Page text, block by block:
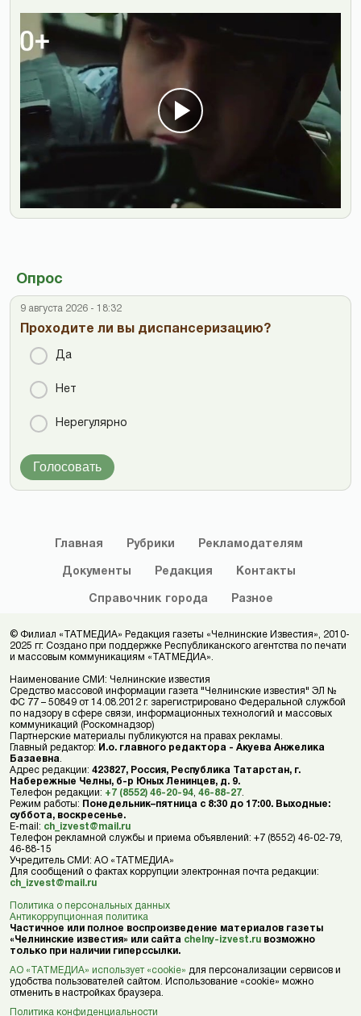
Опрос
9 августа 2026 - 18:32
Проходите ли вы диспансеризацию?
Да
Нет
Нерегулярно
Голосовать
Главная Рубрики Рекламодателям
Документы Редакция Контакты
Справочник города Разное
© Филиал «ТАТМЕДИА» Редакция газеты «Челнинские Известия», 2010-
2025 гг. Создано при поддержке Республиканского агентства по печати
и массовым коммуникациям «ТАТМЕДИА».
Наименование СМИ: Челнинские известия
Средство массовой информации газета "Челнинские известия" ЭЛ №
ФС 77 – 50849 от 14.08.2012 г. зарегистрировано Федеральной службой
по надзору в сфере связи, информационных технологий и массовых
коммуникаций (Роскомнадзор)
Партнерские материалы публикуются на правах рекламы.
Главный редактор: И.о. главного редактора - Акуева Анжелика
Базаевна
Адрес редакции: 423827, Россия, Республика Татарстан, г.
Набережные Челны, б-р Юных Ленинцев, д. 9.
Телефон редакции: +7 (8552) 46-20-94 46-88-27
Режим работы: Понедельник–пятница с 8:30 до 17:00. Выходные:
суббота, воскресенье.
E-mail: ch_izvest@mail.ru
Телефон рекламной службы и приема объявлений: +7 (8552) 46-02-79,
46-88-15
Учредитель СМИ: АО «ТАТМЕДИА»
Для сообщений о фактах коррупции электронная почта редакции:
ch_izvest@mail.ru
Политика о персональных данных
Антикоррупционная политика
Частичное или полное воспроизведение материалов газеты
«Челнинские известия» или сайта chelny-izvest.ru возможно
только при наличии гиперссылки.
АО «ТАТМЕДИА» использует «cookie» для персонализации сервисов и
удобства пользователей сайтом. Использование «cookie» можно
отменить в настройках браузера.
Политика конфиденциальности